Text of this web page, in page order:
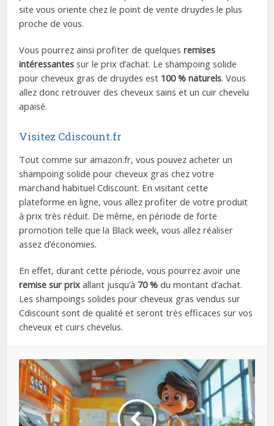
site vous oriente chez le point de vente druydes le plus
proche de vous.
Vous pourrez ainsi profiter de quelquesremises
intéressantes sur le prix d’achat. Le shampoing solide
pour cheveux gras de druydes est 100 % naturels. Vous
allez donc retrouver des cheveux sains et un cuir chevelu
apaisé.
Visitez Cdiscount.fr
Tout comme sur amazon.fr, vous pouvez acheter un
shampoing solide pour cheveux gras chez votre
marchand habituel Cdiscount. En visitant cette
plateforme en ligne, vous allez profiter de votre produit
à prix très réduit. De même, en période de forte
promotion telle que la Black week, vous allez réaliser
assez d’économies.
En effet, durant cette période, vous pourrez avoir une
remise sur prix allant jusqu’à 70 % du montant d’achat.
Les shampoings solides pour cheveux gras vendus sur
Cdiscount sont de qualité et seront très efficaces sur vos
cheveux et cuirs chevelus.